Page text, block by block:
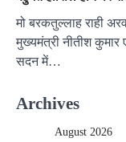
मो बरकतुल्लाह राही
मुख्यमंत्री नीतीश कुमार
सदन में…
Archives
August 2026